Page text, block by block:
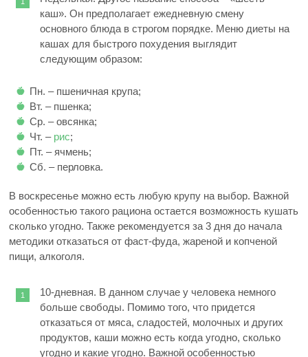
каш». Он предполагает ежедневную смену
основного блюда в строгом порядке. Меню диеты на
кашах для быстрого похудения выглядит
следующим образом:
Пн. – пшеничная крупа;
Вт. – пшенка;
Ср. – овсянка;
Чт. – рис;
Пт. – ячмень;
Сб. – перловка.
В воскресенье можно есть любую крупу на выбор. Важной
особенностью такого рациона остается возможность кушать
сколько угодно. Также рекомендуется за 3 дня до начала
методики отказаться от фаст-фуда, жареной и копченой
пищи, алкоголя.
10-дневная. В данном случае у человека немного
больше свободы. Помимо того, что придется
отказаться от мяса, сладостей, молочных и других
продуктов, каши можно есть когда угодно, сколько
угодно и какие угодно. Важной особенностью